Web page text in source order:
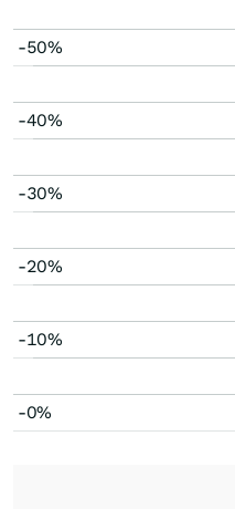
-50%
-40%
-30%
-20%
-10%
-0%